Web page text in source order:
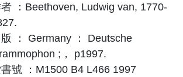
：Beethoven, Ludwig van, 1770-
： Germany ： Deutsche
;， p1997.
號 ：M1500 B4 L466 1997